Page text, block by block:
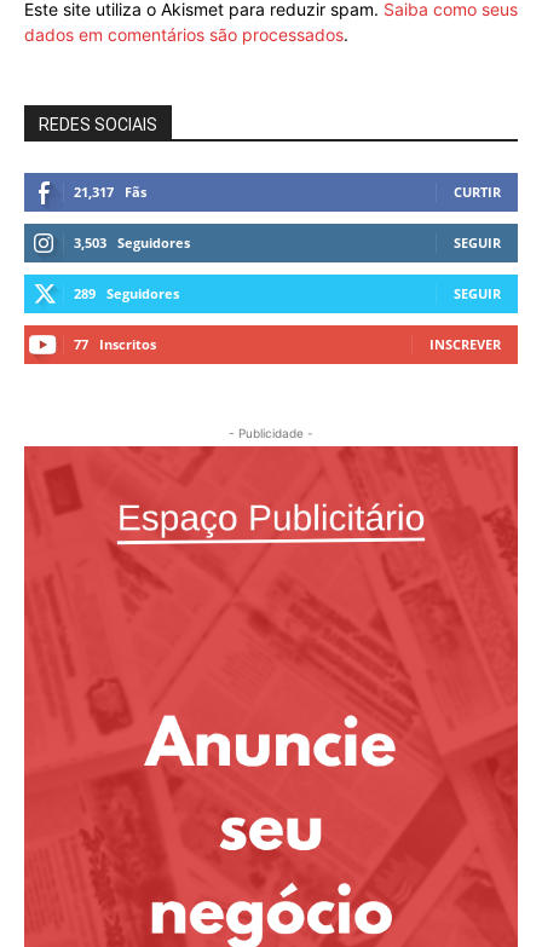
Este site utiliza o Akismet para reduzir spam. Saiba como seus
dados em comentários são processados.
REDES SOCIAIS
21,317 Fãs CURTIR
3,503 Seguidores SEGUIR
289 Seguidores SEGUIR
77 Inscritos INSCREVER
- Publicidade -